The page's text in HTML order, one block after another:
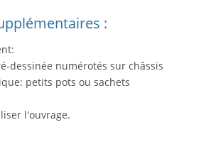
:
dessinée numérotés sur châssis
petits pots ou sachets
l'ouvrage.